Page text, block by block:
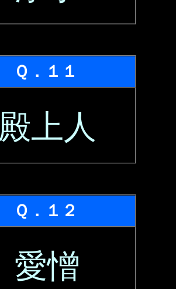
Ｑ．１１
殿上人
Ｑ．１２
愛憎